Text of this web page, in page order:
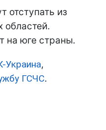
отступать из
областей.
на юге страны.
Украина,
ГСЧС.